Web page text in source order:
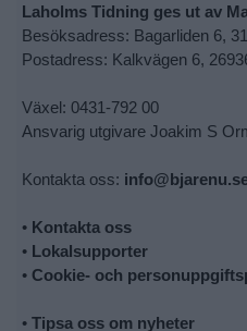
Laholms Tidning ges ut av
Besöksadress: Bagarliden 6,
Postadress: Kalkvägen 6,
Växel: 0431-792 00
Ansvarig utgivare Joakim S
Kontakta oss:
• Kontakta oss
• Lokalsupporter
• Cookie- och
• Tipsa oss om nyheter